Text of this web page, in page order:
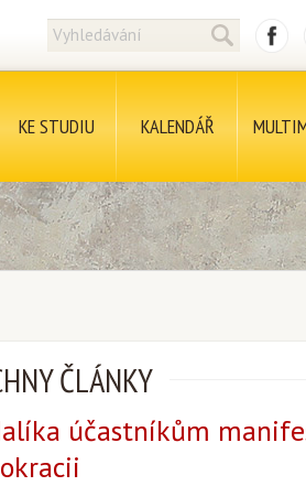
KE STUDIU KALENDÁŘ
ČLÁNKY
účastníkům